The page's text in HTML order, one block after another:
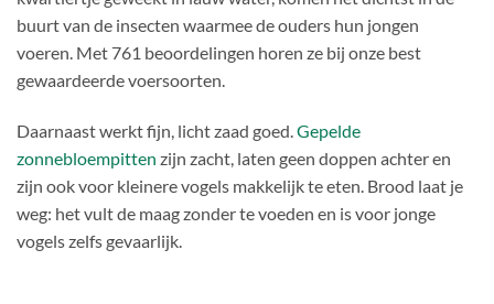
buurt van de insecten waarmee de ouders hun jongen
voeren. Met 761 beoordelingen horen ze bij onze best
gewaardeerde voersoorten.
Daarnaast werkt fijn, licht zaad goed.Gepelde
zonnebloempitten zijn zacht, laten geen doppen achter en
zijn ook voor kleinere vogels makkelijk te eten. Brood laat je
weg: het vult de maag zonder te voeden en is voor jonge
vogels zelfs gevaarlijk.